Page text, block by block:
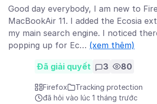
Good day everybody, I am new to
MacBookAir 11. I added the Ecosia
my main search engine. I noticed
popping up for Ec… (xem thêm)
Đã giải quyết 3 80
Firefox
Tracking protection
đã hỏi vào lúc 1 tháng trước